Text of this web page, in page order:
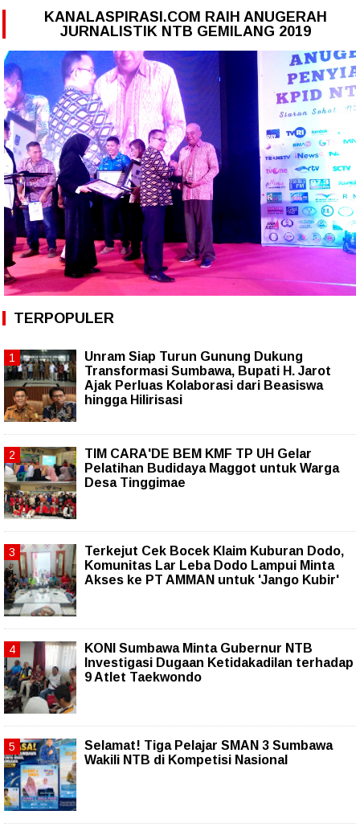
KANALASPIRASI.COM RAIH ANUGERAH
JURNALISTIK NTB GEMILANG 2019
TERPOPULER
Unram Siap Turun Gunung Dukung
Transformasi Sumbawa, Bupati H. Jarot
Ajak Perluas Kolaborasi dari Beasiswa
hingga Hilirisasi
TIM CARA'DE BEM KMF TP UH Gelar
Pelatihan Budidaya Maggot untuk Warga
Desa Tinggimae
Terkejut Cek Bocek Klaim Kuburan Dodo,
Komunitas Lar Leba Dodo Lampui Minta
Akses ke PT AMMAN untuk 'Jango Kubir'
KONI Sumbawa Minta Gubernur NTB
Investigasi Dugaan Ketidakadilan terhadap
9 Atlet Taekwondo
Selamat! Tiga Pelajar SMAN 3 Sumbawa
Wakili NTB di Kompetisi Nasional